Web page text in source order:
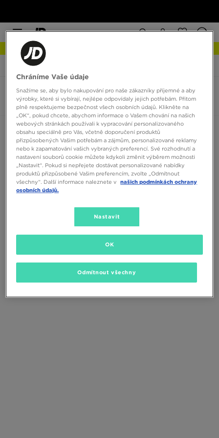
JD Sports New Balance 878
New Balance 878
0 produktů
Seřadit:Doporučené Filtrovat
Žádné produkty k zobrazení
Změňte kritéria vyhledávání nebo
odstraňte vybrané filtry
Chráníme Vaše údaje
Snažíme se, aby bylo nakupování pro naše zákazníky příjemné a aby
výrobky, které si vybírají, nejlépe odpovídaly jejich potřebám. Přitom
plně respektujeme bezpečnost všech osobních údajů. Klikněte na
„OK“, pokud chcete, abychom informace o Vašem chování na našich
webových stránkách používali k vypracování personalizovaného
obsahu speciálně pro Vás, včetně doporučení produktů
přizpůsobených Vašim potřebám a zájmům, personalizované reklamy
nebo k zapamatování vašich vybraných preferencí. Své rozhodnutí a
nastavení souborů cookie můžete kdykoli změnit výběrem možnosti
„Nastavit“. Pokud si nepřejete dostávat personalizované nabídky
produktů přizpůsobené Vašim preferencím, zvolte „Odmítnout
všechny“. Další informace naleznete v našich podmínkách ochrany
osobních údajů.
Nastavit
Odmítnout všechny
OK